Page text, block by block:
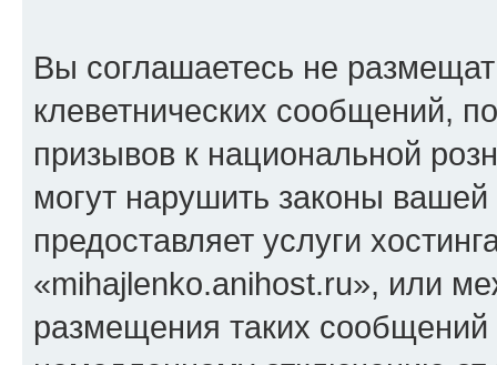
Вы соглашаетесь не
клеветнических сообщений,
призывов к национальной
могут нарушить законы
предоставляет услуги
«mihajlenko.anihost.ru», или
размещения таких